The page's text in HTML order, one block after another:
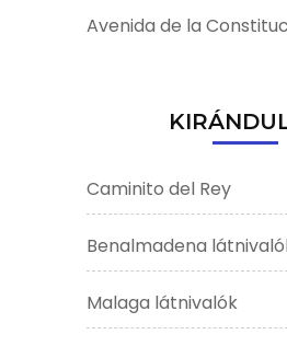
Avenida de la
Caminito del Rey
Benalmadena
Malaga látnivalók